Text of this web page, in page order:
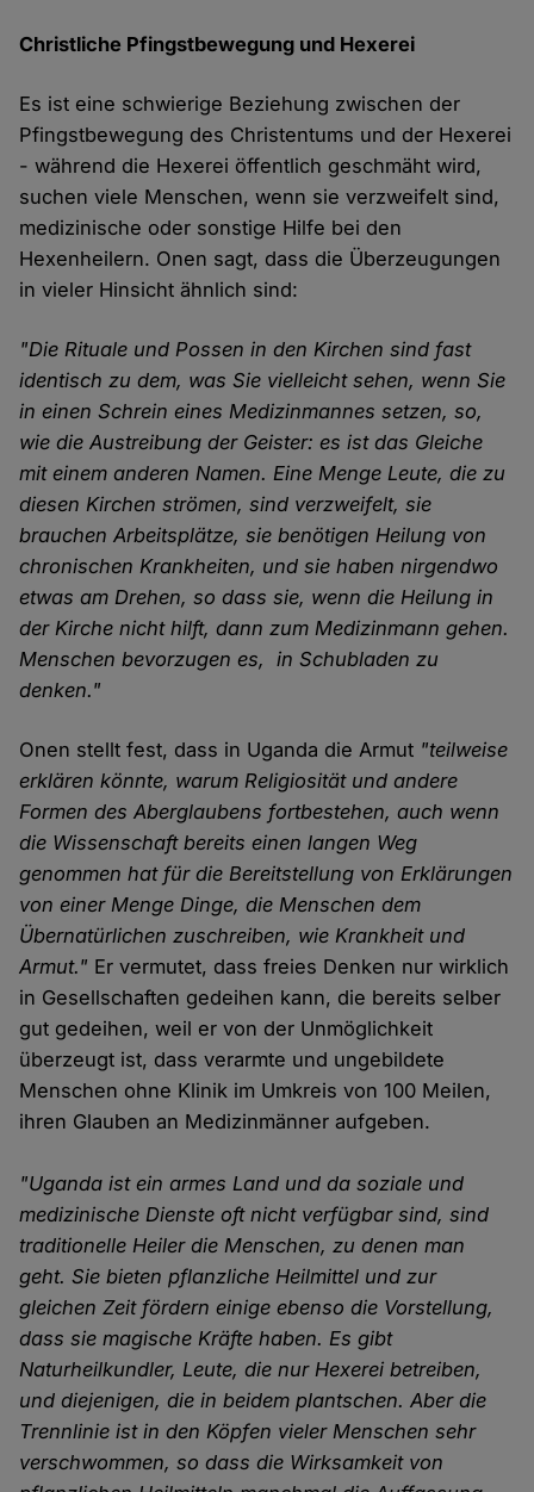
Christliche Pfingstbewegung und Hexerei
Es ist eine schwierige Beziehung zwischen der
Pfingstbewegung des Christentums und der Hexerei
- während die Hexerei öffentlich geschmäht wird,
suchen viele Menschen, wenn sie verzweifelt sind,
medizinische oder sonstige Hilfe bei den
Hexenheilern. Onen sagt, dass die Überzeugungen
in vieler Hinsicht ähnlich sind:
"Die Rituale und Possen in den Kirchen sind fast
identisch zu dem, was Sie vielleicht sehen, wenn Sie
in einen Schrein eines Medizinmannes setzen, so,
wie die Austreibung der Geister: es ist das Gleiche
mit einem anderen Namen. Eine Menge Leute, die zu
diesen Kirchen strömen, sind verzweifelt, sie
brauchen Arbeitsplätze, sie benötigen Heilung von
chronischen Krankheiten, und sie haben nirgendwo
etwas am Drehen, so dass sie, wenn die Heilung in
der Kirche nicht hilft, dann zum Medizinmann gehen.
Menschen bevorzugen es, in Schubladen zu
denken."
Onen stellt fest, dass in Uganda die Armut "teilweise
erklären könnte, warum Religiosität und andere
Formen des Aberglaubens fortbestehen, auch wenn
die Wissenschaft bereits einen langen Weg
genommen hat für die Bereitstellung von Erklärungen
von einer Menge Dinge, die Menschen dem
Übernatürlichen zuschreiben, wie Krankheit und
Armut." Er vermutet, dass freies Denken nur wirklich
in Gesellschaften gedeihen kann, die bereits selber
gut gedeihen, weil er von der Unmöglichkeit
überzeugt ist, dass verarmte und ungebildete
Menschen ohne Klinik im Umkreis von 100 Meilen,
ihren Glauben an Medizinmänner aufgeben.
"Uganda ist ein armes Land und da soziale und
medizinische Dienste oft nicht verfügbar sind, sind
traditionelle Heiler die Menschen, zu denen man
geht. Sie bieten pflanzliche Heilmittel und zur
gleichen Zeit fördern einige ebenso die Vorstellung,
dass sie magische Kräfte haben. Es gibt
Naturheilkundler, Leute, die nur Hexerei betreiben,
und diejenigen, die in beidem plantschen. Aber die
Trennlinie ist in den Köpfen vieler Menschen sehr
verschwommen, so dass die Wirksamkeit von